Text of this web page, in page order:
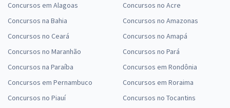
Concursos em Alagoas
Concursos na Bahia
Concursos no Ceará
Concursos no Maranhão
Concursos na Paraíba
Concursos em Pernambuco
Concursos no Piauí
Concursos no Acre
Concursos no Amazonas
Concursos no Amapá
Concursos no Pará
Concursos em Rondônia
Concursos em Roraima
Concursos no Tocantins